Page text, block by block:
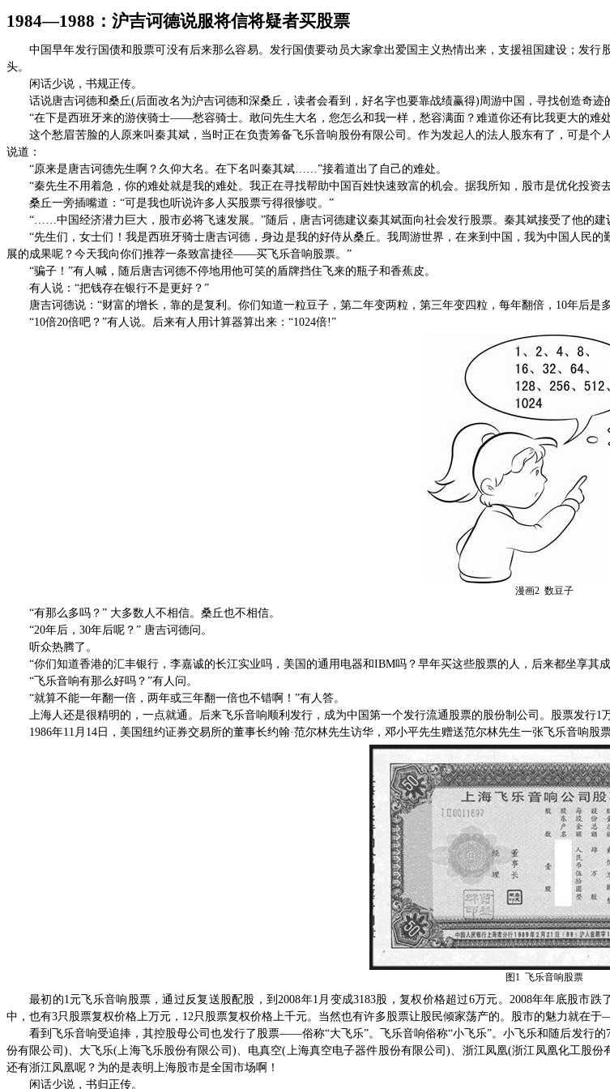
1984—1988 ：沪吉诃德说服将信将疑者买股票
中国早年发行国债和股票可没有后来那么容易。发行国债要动员大家拿出爱国主义热情出来，支援祖国建设；发
头。
闲话少说，书规正传。
话说唐吉诃德和桑丘(后面改名为沪吉诃德和深桑丘，读者会看到，好名字也要靠战绩赢得)周游中国，寻找创造奇迹
“在下是西班牙来的游侠骑士——愁容骑士。敢问先生大名，您怎么和我一样，愁容满面？难道你还有比我更大的难
这个愁眉苦脸的人原来叫秦其斌，当时正在负责筹备飞乐音响股份有限公司。作为发起人的法人股东有了，可是
说道：
“原来是唐吉诃德先生啊？久仰大名。在下名叫秦其斌……”接着道出了自己的难处。
“秦先生不用着急，你的难处就是我的难处。我正在寻找帮助中国百姓快速致富的机会。据我所知，股市是优化投资
桑丘一旁插嘴道：“可是我也听说许多人买股票亏得很惨哎。”
“……中国经济潜力巨大，股市必将飞速发展。”随后，唐吉诃德建议秦其斌面向社会发行股票。秦其斌接受了他的
“先生们，女士们！我是西班牙骑士唐吉诃德，身边是我的好侍从桑丘。我周游世界，在来到中国，我为中国人民
展的成果呢？今天我向你们推荐一条致富捷径——买飞乐音响股票。”
“骗子！”有人喊，随后唐吉诃德不停地用他可笑的盾牌挡住飞来的瓶子和香蕉皮。
有人说：“把钱存在银行不是更好？”
唐吉诃德说：“财富的增长，靠的是复利。你们知道一粒豆子，第二年变两粒，第三年变四粒，每年翻倍， 10年后是
“10倍20倍吧？”有人说。后来有人用计算器算出来：“1024倍!”
漫画2 数豆子
“有那么多吗？” 大多数人不相信。桑丘也不相信。
“20年后， 30年后呢？” 唐吉诃德问。
听众热腾了。
“你们知道香港的汇丰银行，李嘉诚的长江实业吗，美国的通用电器和IBM吗？早年买这些股票的人，后来都坐享其
“飞乐音响有那么好吗？”有人问。
“就算不能一年翻一倍，两年或三年翻一倍也不错啊！”有人答。
上海人还是很精明的，一点就通。后来飞乐音响顺利发行，成为中国第一个发行流通股票的股份制公司。股票发行1
1986年11 月 14 日，美国纽约证券交易所的董事长约翰·范尔林先生访华，邓小平先生赠送范尔林先生一张飞乐音响股票
图 1 飞乐音响股票
最初的1 元飞乐音响股票，通过反复送股配股，到 2008年1 月变成3183股，复权价格超过6万元。 2008年年底股市跌
中，也有3只股票复权价格上万元， 12 只股票复权价格上千元。当然也有许多股票让股民倾家荡产的。股市的魅力就在
看到飞乐音响受追捧，其控股母公司也发行了股票——俗称“大飞乐”。飞乐音响俗称“小飞乐”。小飞乐和随后发行的
份有限公司 ) 、大飞乐( 上海飞乐股份有限公司 ) 、电真空( 上海真空电子器件股份有限公司) 、浙江凤凰(浙江凤凰化工股份
还有浙江凤凰呢？为的是表明上海股市是全国市场啊！
闲话少说，书归正传。